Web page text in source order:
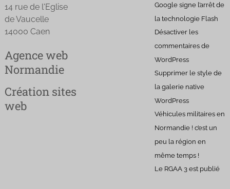
14 rue de l'Eglise
de Vaucelle
14000 Caen
Agence web
Normandie
Création sites
web
Google signe l’arrêt de
la technologie Flash
Désactiver les
commentaires de
WordPress
Supprimer le style de
la galerie native
WordPress
Véhicules militaires en
Normandie ! c’est un
peu la région en
même temps !
Le RGAA 3 est publié